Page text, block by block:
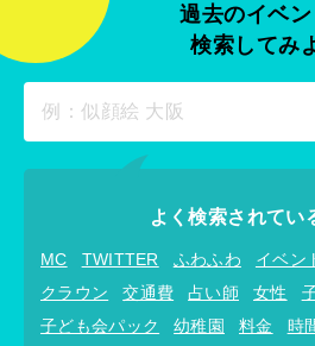
過去のイベ
検索してみ
よく検索されてい
MC TWITTER ふわふわ イベン
クラウン
交通費 占い師 女性
子ども会パック
幼稚園 料金 時